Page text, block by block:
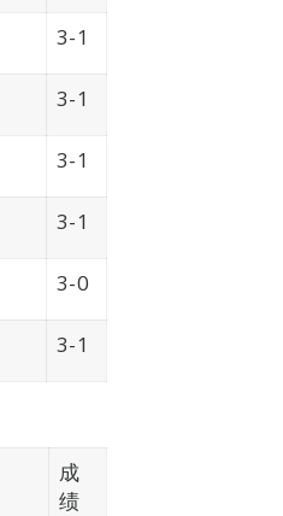
3-1
3-1
3-1
3-1
3-0
3-1
成
绩